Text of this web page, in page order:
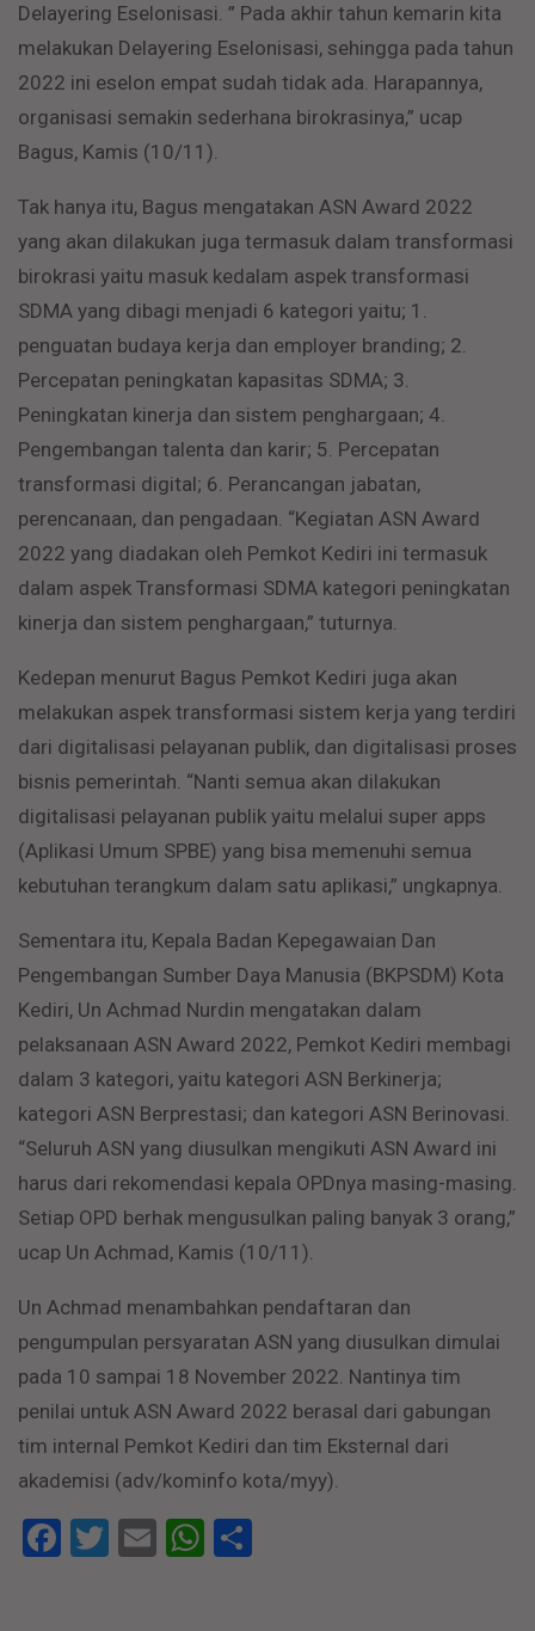
Delayering Eselonisasi. ” Pada akhir tahun kemarin kita
melakukan Delayering Eselonisasi, sehingga pada tahun
2022 ini eselon empat sudah tidak ada. Harapannya,
organisasi semakin sederhana birokrasinya,” ucap
Bagus, Kamis (10/11).
Tak hanya itu, Bagus mengatakan ASN Award 2022
yang akan dilakukan juga termasuk dalam transformasi
birokrasi yaitu masuk kedalam aspek transformasi
SDMA yang dibagi menjadi 6 kategori yaitu; 1.
penguatan budaya kerja dan employer branding; 2.
Percepatan peningkatan kapasitas SDMA; 3.
Peningkatan kinerja dan sistem penghargaan; 4.
Pengembangan talenta dan karir; 5. Percepatan
transformasi digital; 6. Perancangan jabatan,
perencanaan, dan pengadaan. “Kegiatan ASN Award
2022 yang diadakan oleh Pemkot Kediri ini termasuk
dalam aspek Transformasi SDMA kategori peningkatan
kinerja dan sistem penghargaan,” tuturnya.
Kedepan menurut Bagus Pemkot Kediri juga akan
melakukan aspek transformasi sistem kerja yang terdiri
dari digitalisasi pelayanan publik, dan digitalisasi proses
bisnis pemerintah. “Nanti semua akan dilakukan
digitalisasi pelayanan publik yaitu melalui super apps
(Aplikasi Umum SPBE) yang bisa memenuhi semua
kebutuhan terangkum dalam satu aplikasi,” ungkapnya.
Sementara itu, Kepala Badan Kepegawaian Dan
Pengembangan Sumber Daya Manusia (BKPSDM) Kota
Kediri, Un Achmad Nurdin mengatakan dalam
pelaksanaan ASN Award 2022, Pemkot Kediri membagi
dalam 3 kategori, yaitu kategori ASN Berkinerja;
kategori ASN Berprestasi; dan kategori ASN Berinovasi.
“Seluruh ASN yang diusulkan mengikuti ASN Award ini
harus dari rekomendasi kepala OPDnya masing-masing.
Setiap OPD berhak mengusulkan paling banyak 3 orang,”
ucap Un Achmad, Kamis (10/11).
Un Achmad menambahkan pendaftaran dan
pengumpulan persyaratan ASN yang diusulkan dimulai
pada 10 sampai 18 November 2022. Nantinya tim
penilai untuk ASN Award 2022 berasal dari gabungan
tim internal Pemkot Kediri dan tim Eksternal dari
akademisi (adv/kominfo kota/myy).
Facebook
Twitter
EmailWhatsApp